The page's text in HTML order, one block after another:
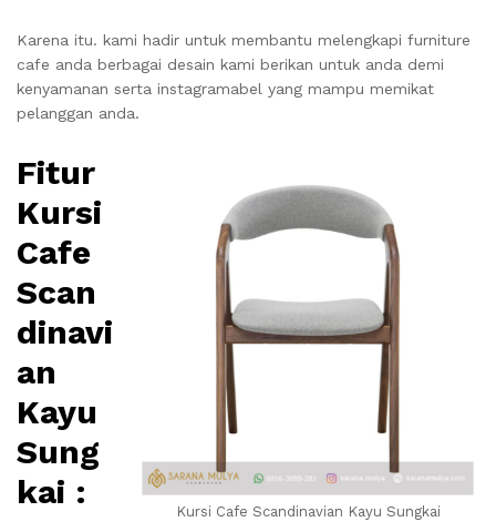
Karena itu. kami hadir untuk membantu melengkapi furniture
cafe anda berbagai desain kami berikan untuk anda demi
kenyamanan serta instagramabel yang mampu memikat
pelanggan anda.
Kursi Cafe Scandinavian Kayu Sungkai
Fitur
Kursi
Cafe
Scan
dinavi
an
Kayu
Sung
kai :